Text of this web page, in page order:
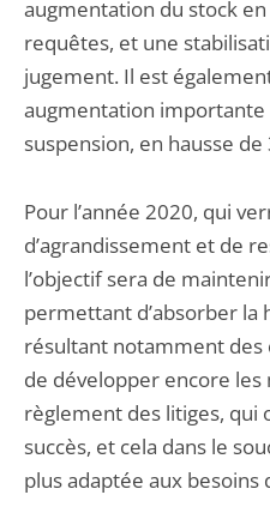
augmentation du stock
requêtes, et une
jugement. Il est
augmentation
suspension, en hausse de
Pour l’année 2020, qui
d’agrandissement et de
l’objectif sera de
permettant d’absorber la
résultant notamment des
de développer encore
règlement des litiges, qui
succès, et cela dans le
plus adaptée aux besoins